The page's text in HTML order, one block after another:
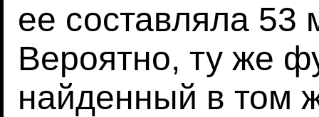
ее составляла
Вероятно, ту же
найденный в том